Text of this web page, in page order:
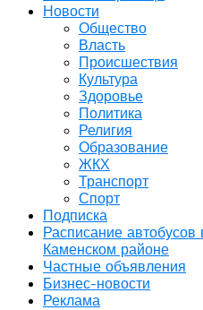
Новости
Общество
Власть
Происшествия
Культура
Здоровье
Политика
Религия
Образование
ЖКХ
Транспорт
Спорт
Подписка
Расписание
Каменском районе
Частные объявления
Бизнес-новости
Реклама